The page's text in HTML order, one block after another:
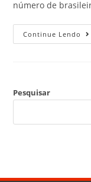
número de
Continue Lendo
Pesquisar